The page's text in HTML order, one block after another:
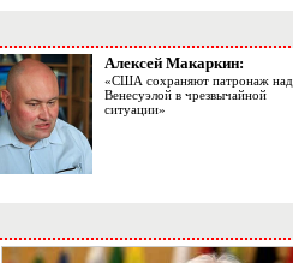
Алексей Макаркин:
«США сохраняют патронаж над
Венесуэлой в чрезвычайной
ситуации»